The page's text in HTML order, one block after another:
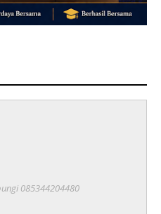
085344204480